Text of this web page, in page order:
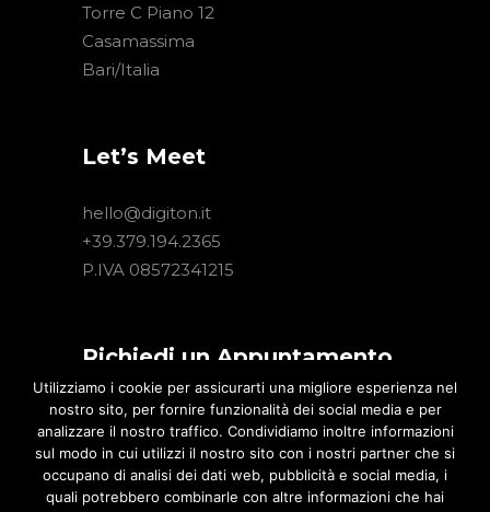
Torre C Piano 12
Casamassima
Bari/Italia
Let’s Meet
hello@digiton.it
+39.379.194.2365
P.IVA 08572341215
Richiedi un Appuntamento
Hai un progetto Digital interessante?
Lascia un tuo recapito. Un nostro
consulente ti contatterà per illustrarti
le nostre migliori soluzioni.
Utilizziamo i cookie per assicurarti una migliore esperienza nel
nostro sito, per fornire funzionalità dei social media e per
analizzare il nostro traffico. Condividiamo inoltre informazioni
sul modo in cui utilizzi il nostro sito con i nostri partner che si
occupano di analisi dei dati web, pubblicità e social media, i
quali potrebbero combinarle con altre informazioni che hai